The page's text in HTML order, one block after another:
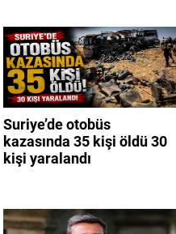
Suriye’de otobüs
kazasında 35 kişi öldü 30
kişi yaralandı